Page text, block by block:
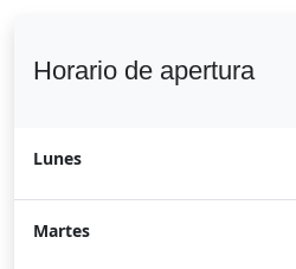
Horario de apertura
Lunes
Martes